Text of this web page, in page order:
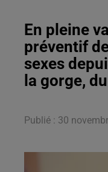
En pleine
préventif
sexes
la gorge,
Publié : 30